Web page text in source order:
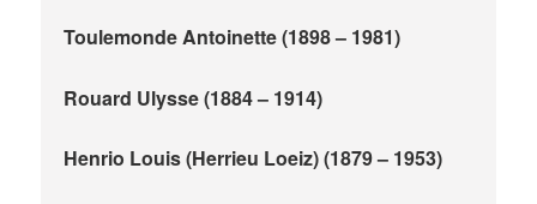
Toulemonde Antoinette (1898 – 1981)
Rouard Ulysse (1884 – 1914)
Henrio Louis (Herrieu Loeiz) (1879 – 1953)